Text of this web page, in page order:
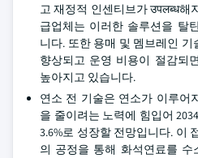
고 재정적 인센티브가 उपलब्ध해
급업체는 이러한 솔루션을 탈
니다. 또한 용매 및 멤브레인
향상되고 운영 비용이 절감되
높아지고 있습니다.
연소 전 기술은 연소가 이루어
을 줄이려는 노력에 힘입어
3.6%로 성장할 전망입니다. 이
의 공정을 통해 화석연료를 수